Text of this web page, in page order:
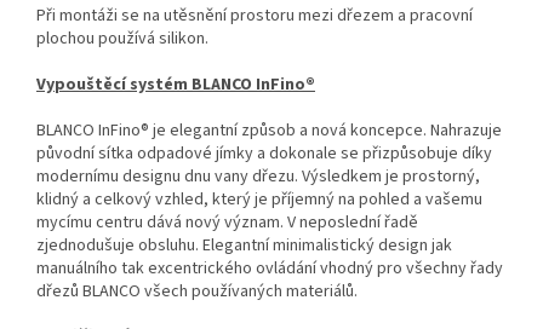
Při montáži se na utěsnění prostoru mezi dřezem a pracovní
plochou používá silikon.
Vypouštěcí systém BLANCO InFino®
BLANCO InFino® je elegantní způsob a nová koncepce. Nahrazuje
původní sítka odpadové jímky a dokonale se přizpůsobuje díky
modernímu designu dnu vany dřezu. Výsledkem je prostorný,
klidný a celkový vzhled, který je příjemný na pohled a vašemu
mycímu centru dává nový význam. V neposlední řadě
zjednodušuje obsluhu. Elegantní minimalistický design jak
manuálního tak excentrického ovládání vhodný pro všechny řady
dřezů BLANCO všech používaných materiálů.